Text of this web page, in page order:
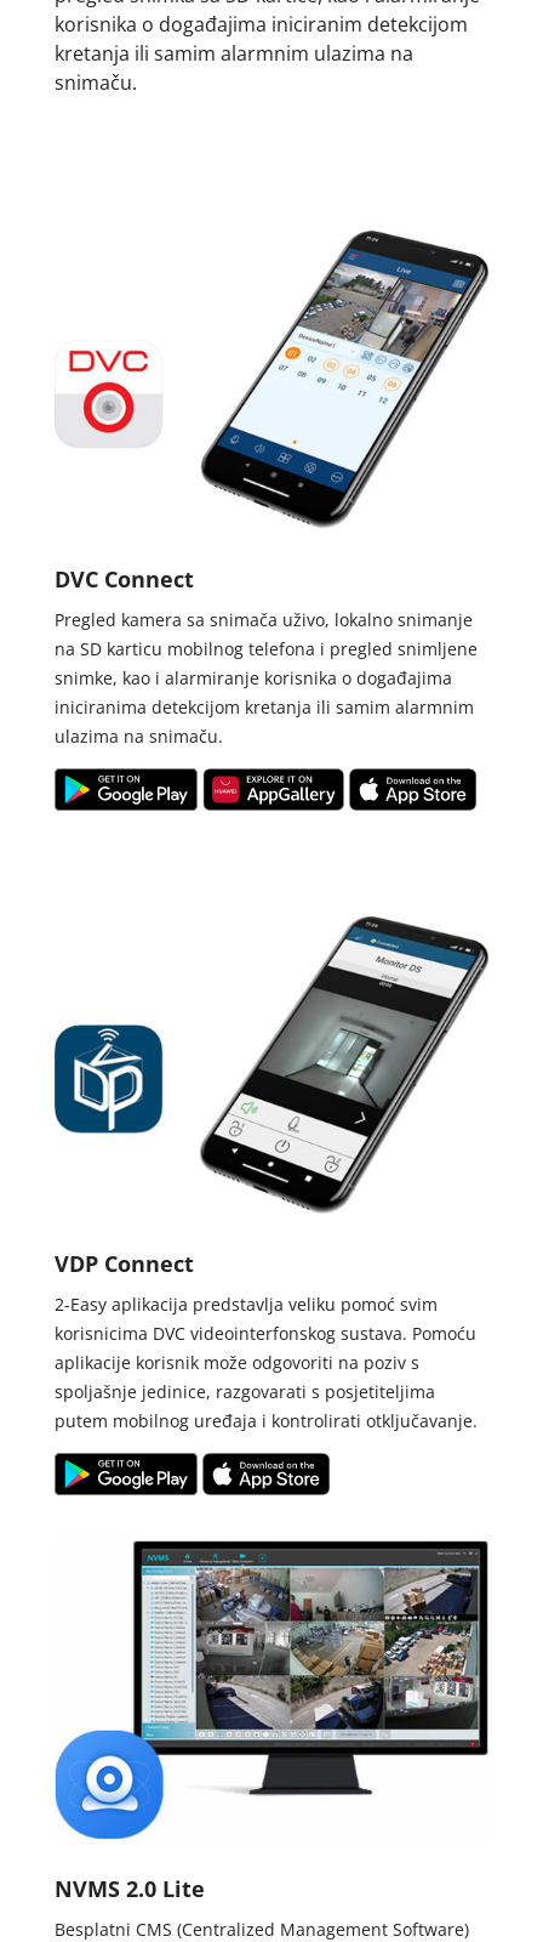
korisnika o događajima iniciranim detekcijom
kretanja ili samim alarmnim ulazima na
snimaču.
DVC Connect
Pregled kamera sa snimača uživo, lokalno snimanje
na SD karticu mobilnog telefona i pregled snimljene
snimke, kao i alarmiranje korisnika o događajima
iniciranima detekcijom kretanja ili samim alarmnim
ulazima na snimaču.
VDP Connect
2-Easy aplikacija predstavlja veliku pomoć svim
korisnicima DVC videointerfonskog sustava. Pomoću
aplikacije korisnik može odgovoriti na poziv s
spoljašnje jedinice, razgovarati s posjetiteljima
putem mobilnog uređaja i kontrolirati otključavanje.
NVMS 2.0 Lite
Besplatni CMS (Centralized Management Software)